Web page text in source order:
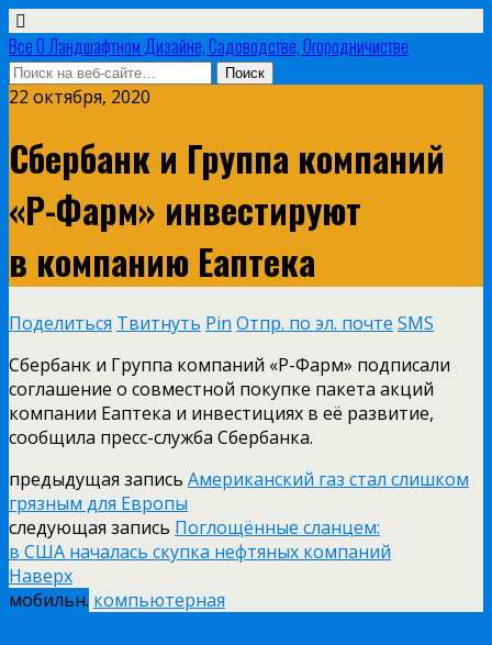
Все О Ландшафтном Дизайне, Садоводстве, Огородничистве
22 октября, 2020
Сбербанк и Группа компаний
«Р-Фарм» инвестируют
в компанию Еаптека
Поделиться Твитнуть Pin Отпр. по эл. почте SMS
Сбербанк и Группа компаний «Р-Фарм» подписали
соглашение о совместной покупке пакета акций
компании Еаптека и инвестициях в её развитие,
сообщила пресс-служба Сбербанка.
предыдущая запись Американский газ стал слишком
грязным для Европы
следующая запись Поглощённые сланцем:
в США началась скупка нефтяных компаний
Наверх
мобильн. компьютерная